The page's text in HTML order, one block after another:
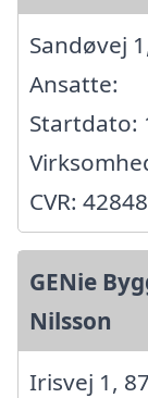
Sandøvej
Ansatte:
Startdato:
CVR:
GENie
Nilsson
Irisvej 1,